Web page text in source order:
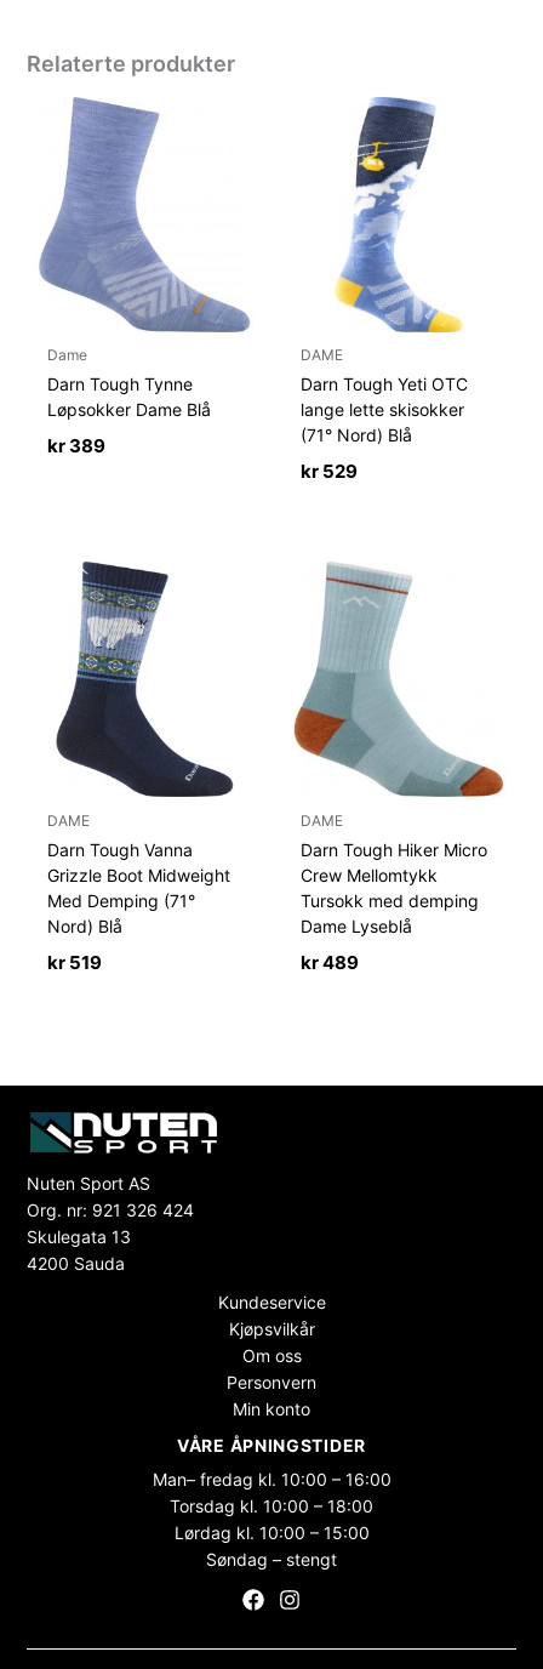
Relaterte produkter
Dame
Darn Tough Tynne
Løpsokker Dame Blå
kr389
DAME
Darn Tough Yeti OTC
lange lette skisokker
(71° Nord) Blå
kr 529
DAME
Darn Tough Vanna
Grizzle Boot Midweight
Med Demping (71°
Nord) Blå
kr 519
DAME
Darn Tough Hiker Micro
Crew Mellomtykk
Tursokk med demping
Dame Lyseblå
kr489
Nuten Sport AS
Org. nr: 921 326 424
Skulegata 13
4200 Sauda
Kundeservice
Kjøpsvilkår
Om oss
Personvern
Min konto
VÅRE ÅPNINGSTIDER
Man– fredag kl. 10:00 – 16:00
Torsdag kl. 10:00 – 18:00
Lørdag kl. 10:00 – 15:00
Søndag – stengt